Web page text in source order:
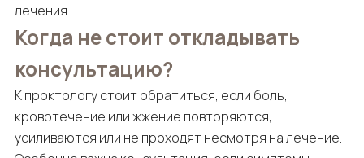
лечения.
Когда не стоит откладывать
консультацию?
К проктологу стоит обратиться, если боль,
кровотечение или жжение повторяются,
усиливаются или не проходят несмотря на лечение.